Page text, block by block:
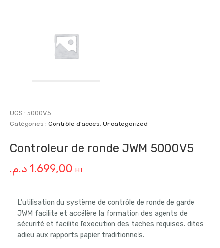
UGS : 5000V5
Catégories : Contrôle d'acces, Uncategorized
Controleur de ronde JWM 5000V5
1.699,00 د.م. HT
L’utilisation du système de contrôle de ronde de garde
JWM facilite et accélère la formation des agents de
sécurité et facilite l’execution des taches requises. dites
adieu aux rapports papier traditionnels.